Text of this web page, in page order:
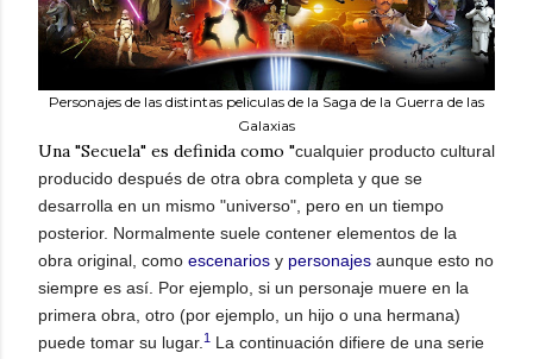
Personajes de las distintas peliculas de la Saga de la Guerra de las
Galaxias
Una "Secuela" es definida como "cualquier producto cultural
producido después de otra obra completa y que se
desarrolla en un mismo "universo", pero en un tiempo
posterior. Normalmente suele contener elementos de la
obra original, como escenarios y personajes aunque esto no
siempre es así. Por ejemplo, si un personaje muere en la
primera obra, otro (por ejemplo, un hijo o una hermana)
puede tomar su lugar. 1 La continuación difiere de una serie